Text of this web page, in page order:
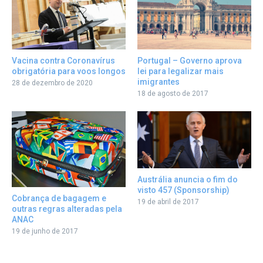
Vacina contra Coronavírus
obrigatória para voos longos
28 de dezembro de 2020
Portugal – Governo aprova
lei para legalizar mais
imigrantes
18 de agosto de 2017
Cobrança de bagagem e
outras regras alteradas pela
ANAC
19 de junho de 2017
Austrália anuncia o fim do
visto 457 (Sponsorship)
19 de abril de 2017